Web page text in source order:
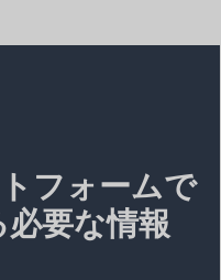
フォームで
要な情報